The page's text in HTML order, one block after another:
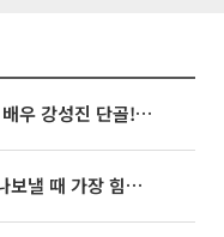
'2TV 생생정보' 오늘방송맛집- 배우 강성진 단골! 쌀국수ㆍ푸팟퐁 커리 맛집 '블○○○'
차인표 "동생 구강암 투병…떠나보낼 때 가장 힘들었다”